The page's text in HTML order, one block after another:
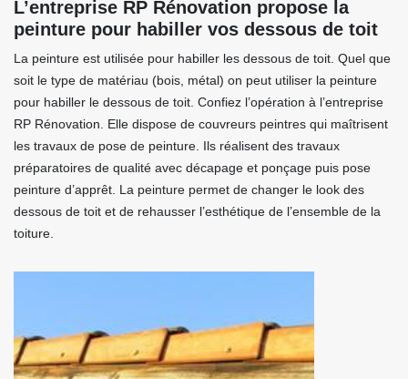
L’entreprise RP Rénovation propose la
peinture pour habiller vos dessous de toit
La peinture est utilisée pour habiller les dessous de toit. Quel que
soit le type de matériau (bois, métal) on peut utiliser la peinture
pour habiller le dessous de toit. Confiez l’opération à l’entreprise
RP Rénovation. Elle dispose de couvreurs peintres qui maîtrisent
les travaux de pose de peinture. Ils réalisent des travaux
préparatoires de qualité avec décapage et ponçage puis pose
peinture d’apprêt. La peinture permet de changer le look des
dessous de toit et de rehausser l’esthétique de l’ensemble de la
toiture.